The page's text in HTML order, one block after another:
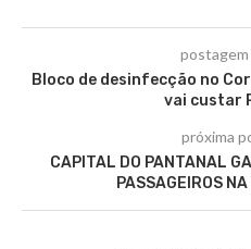
Bloco de desinfecção no
vai custar
próxima
CAPITAL DO PANTANAL
PASSAGEIROS